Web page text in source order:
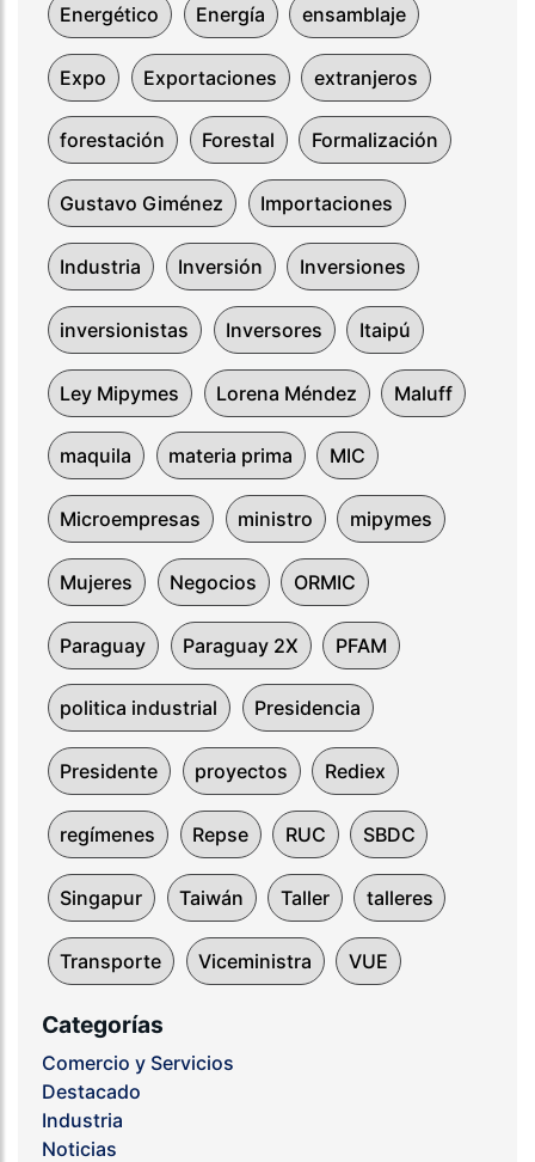
Energético Energía ensamblaje
Expo Exportaciones extranjeros
forestación Forestal Formalización
Gustavo Giménez Importaciones
Industria Inversión Inversiones
inversionistas Inversores Itaipú
Ley Mipymes Lorena Méndez Maluff
maquila materia prima MIC
Microempresas ministro mipymes
Mujeres Negocios ORMIC
Paraguay Paraguay 2X PFAM
politica industrial Presidencia
Presidente proyectos Rediex
regímenes Repse RUC SBDC
Singapur Taiwán Taller talleres
Transporte Viceministra VUE
Categorías
Comercio y Servicios
Destacado
Industria
Noticias